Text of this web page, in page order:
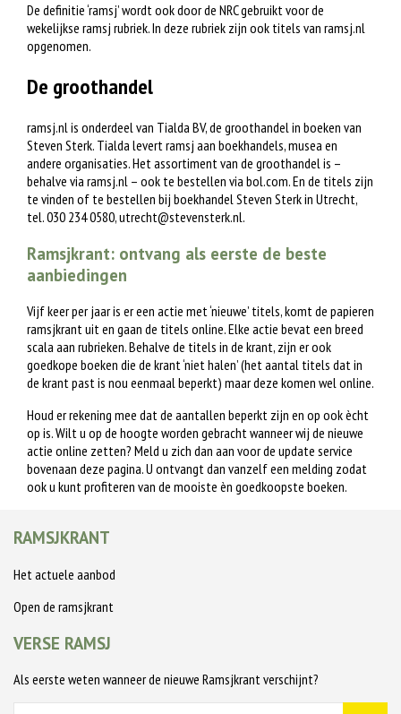
De definitie ‘ramsj’ wordt ook door de NRC gebruikt voor de
wekelijkse ramsj rubriek. In deze rubriek zijn ook titels van ramsj.nl
opgenomen.
De groothandel
ramsj.nl is onderdeel van Tialda BV, de groothandel in boeken van
Steven Sterk. Tialda levert ramsj aan boekhandels, musea en
andere organisaties. Het assortiment van de groothandel is –
behalve via ramsj.nl – ook te bestellen via bol.com. En de titels zijn
te vinden of te bestellen bij boekhandel Steven Sterk in Utrecht,
tel. 030 234 0580,utrecht@stevensterk.nl.
Ramsjkrant: ontvang als eerste de beste
aanbiedingen
Vijf keer per jaar is er een actie met ‘nieuwe’ titels, komt de papieren
ramsjkrant uit en gaan de titels online. Elke actie bevat een breed
scala aan rubrieken. Behalve de titels in de krant, zijn er ook
goedkope boeken die de krant ‘niet halen’ (het aantal titels dat in
de krant past is nou eenmaal beperkt) maar deze komen wel online.
Houd er rekening mee dat de aantallen beperkt zijn en op ook ècht
op is. Wilt u op de hoogte worden gebracht wanneer wij de nieuwe
actie online zetten? Meld u zich dan aan voor de update service
bovenaan deze pagina. U ontvangt dan vanzelf een melding zodat
ook u kunt profiteren van de mooiste èn goedkoopste boeken.
RAMSJKRANT
Het actuele aanbod
Open de ramsjkrant
VERSE RAMSJ
Als eerste weten wanneer de nieuwe Ramsjkrant verschijnt?